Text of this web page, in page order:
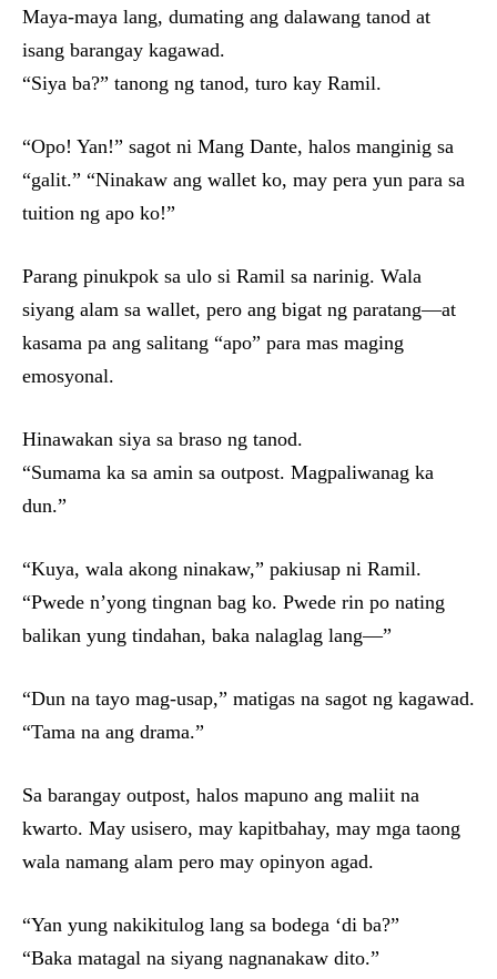
Maya-maya lang, dumating ang dalawang tanod at
isang barangay kagawad.
“Siya ba?” tanong ng tanod, turo kay Ramil.
“Opo! Yan!” sagot ni Mang Dante, halos manginig sa
“galit.” “Ninakaw ang wallet ko, may pera yun para sa
tuition ng apo ko!”
Parang pinukpok sa ulo si Ramil sa narinig. Wala
siyang alam sa wallet, pero ang bigat ng paratang—at
kasama pa ang salitang “apo” para mas maging
emosyonal.
Hinawakan siya sa braso ng tanod.
“Sumama ka sa amin sa outpost. Magpaliwanag ka
dun.”
“Kuya, wala akong ninakaw,” pakiusap ni Ramil.
“Pwede n’yong tingnan bag ko. Pwede rin po nating
balikan yung tindahan, baka nalaglag lang—”
“Dun na tayo mag-usap,” matigas na sagot ng kagawad.
“Tama na ang drama.”
Sa barangay outpost, halos mapuno ang maliit na
kwarto. May usisero, may kapitbahay, may mga taong
wala namang alam pero may opinyon agad.
“Yan yung nakikitulog lang sa bodega ‘di ba?”
“Baka matagal na siyang nagnanakaw dito.”